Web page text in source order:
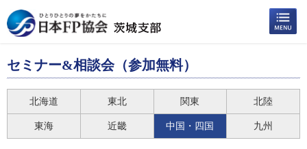
セミナー&相談会（参加無料）
北海道 東北 関東 北陸
東海 近畿 中国・四国 九州